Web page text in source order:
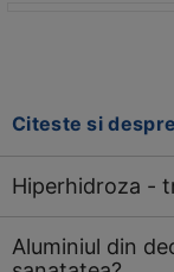
Citeste si
Hiperhidroza -
Aluminiul din